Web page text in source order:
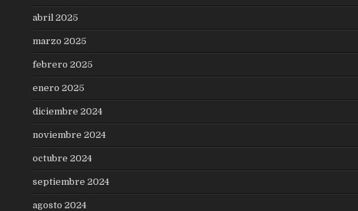
abril 2025
marzo 2025
febrero 2025
enero 2025
diciembre 2024
noviembre 2024
octubre 2024
septiembre 2024
agosto 2024